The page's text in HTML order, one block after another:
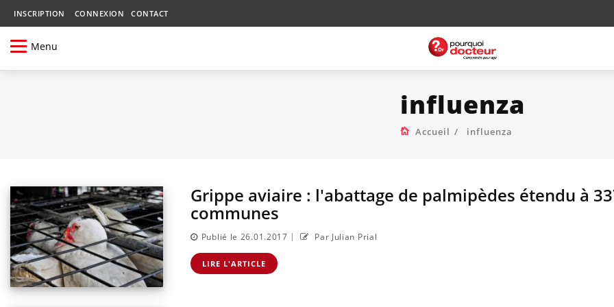
INSCRIPTION CONNEXION CONTACT
Menu
influenza
Accueil influenza
Grippe aviaire : l'abattage de palmipèdes étendu à
communes
Publié le 26.01.2017 | Par Julian Prial
LIRE L'ARTICLE